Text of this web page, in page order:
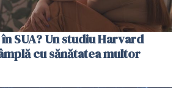
SUA? Un studiu Harvard
cu sănătatea multor